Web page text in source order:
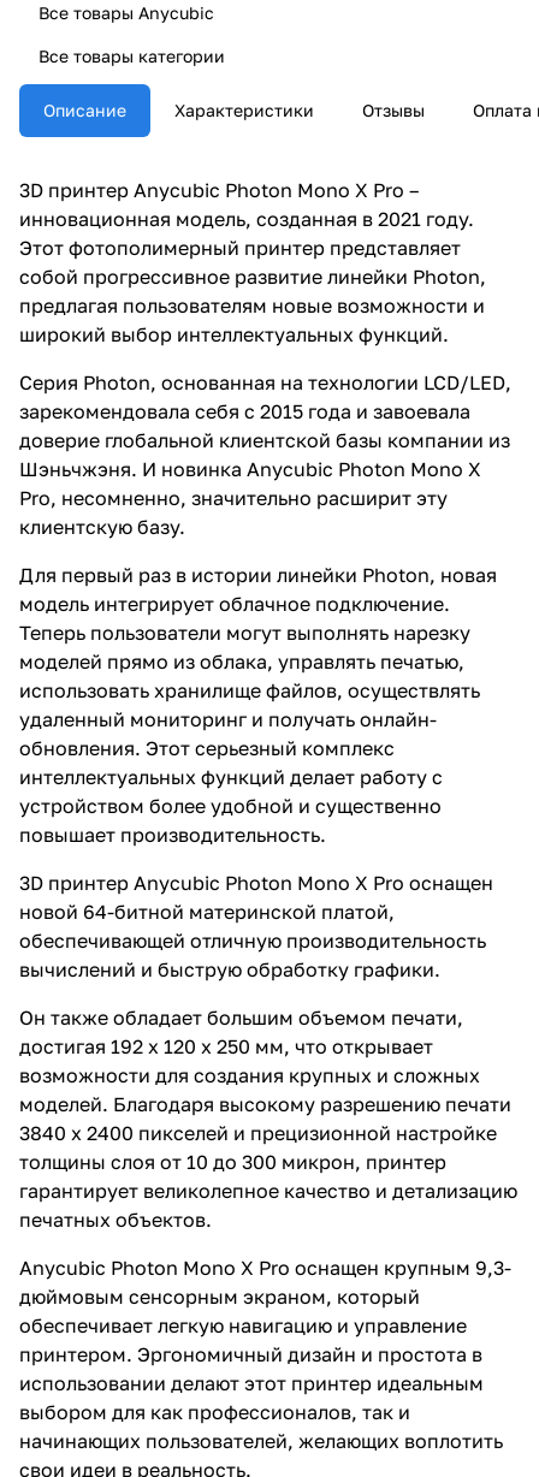
Все товары Anycubic
Все товары категории
Описание Характеристики Отзывы Оплата
3D принтер Anycubic Photon Mono X Pro –
инновационная модель, созданная в 2021 году.
Этот фотополимерный принтер представляет
собой прогрессивное развитие линейки Photon,
предлагая пользователям новые возможности и
широкий выбор интеллектуальных функций.
Серия Photon, основанная на технологии LCD/LED,
зарекомендовала себя с 2015 года и завоевала
доверие глобальной клиентской базы компании из
Шэньчжэня. И новинка Anycubic Photon Mono X
Pro, несомненно, значительно расширит эту
клиентскую базу.
Для первый раз в истории линейки Photon, новая
модель интегрирует облачное подключение.
Теперь пользователи могут выполнять нарезку
моделей прямо из облака, управлять печатью,
использовать хранилище файлов, осуществлять
удаленный мониторинг и получать онлайн-
обновления. Этот серьезный комплекс
интеллектуальных функций делает работу с
устройством более удобной и существенно
повышает производительность.
3D принтер Anycubic Photon Mono X Pro оснащен
новой 64-битной материнской платой,
обеспечивающей отличную производительность
вычислений и быструю обработку графики.
Он также обладает большим объемом печати,
достигая 192 x 120 x 250 мм, что открывает
возможности для создания крупных и сложных
моделей. Благодаря высокому разрешению печати
3840 x 2400 пикселей и прецизионной настройке
толщины слоя от 10 до 300 микрон, принтер
гарантирует великолепное качество и детализацию
печатных объектов.
Anycubic Photon Mono X Pro оснащен крупным 9,3-
дюймовым сенсорным экраном, который
обеспечивает легкую навигацию и управление
принтером. Эргономичный дизайн и простота в
использовании делают этот принтер идеальным
выбором для как профессионалов, так и
начинающих пользователей, желающих воплотить
свои идеи в реальность.